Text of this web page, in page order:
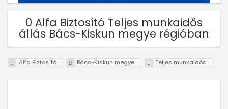
0 Alfa Biztosító Teljes munkaidős
állás Bács-Kiskun megye régióban
Alfa Biztosító Bács-Kiskun megye Teljes munkaidős